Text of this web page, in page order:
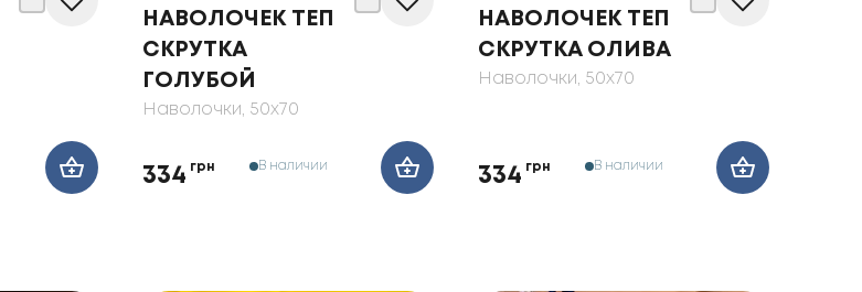
НАВОЛОЧЕК ТЕП
СКРУТКА
ГОЛУБОЙ
Наволочки, 50x70
334 грн В наличии
НАВОЛОЧЕК ТЕП
СКРУТКА ОЛИВА
Наволочки, 50x70
334 грн В наличии